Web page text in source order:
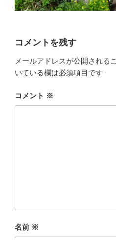
コメントを残す
メールアドレスが公開される
いている欄は必須項目です
コメント ※
名前 ※